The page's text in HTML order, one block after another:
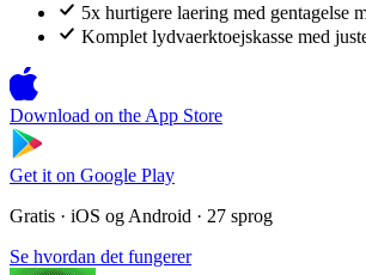
5x hurtigere laering med gentagelse
Komplet lydvaerktoejskasse med
Download on the App Store
Get it on Google Play
Gratis · iOS og Android · 27 sprog
Se hvordan det fungerer